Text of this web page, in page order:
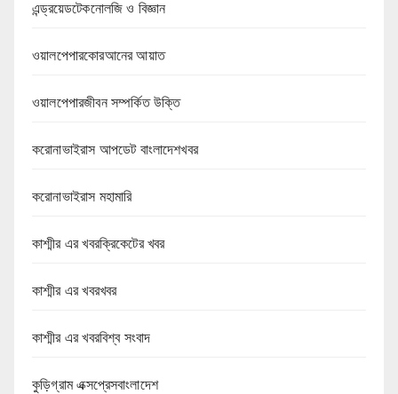
এন্ড্রয়েডটেকনোলজি ও বিজ্ঞান
ওয়ালপেপারকোরআনের আয়াত
ওয়ালপেপারজীবন সম্পর্কিত উক্তি
করোনাভাইরাস আপডেট বাংলাদেশখবর
করোনাভাইরাস মহামারি
কাশ্মীর এর খবরক্রিকেটের খবর
কাশ্মীর এর খবরখবর
কাশ্মীর এর খবরবিশ্ব সংবাদ
কুড়িগ্রাম এক্সপ্রেসবাংলাদেশ